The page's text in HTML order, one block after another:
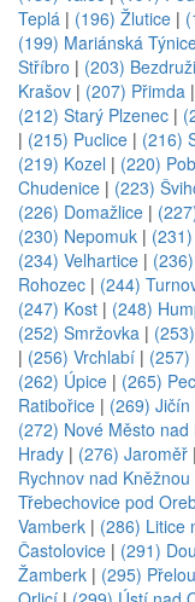
Teplá | (196) Žlutice |
(199) Mariánská
Stříbro | (203)
Krašov | (207) Přimda |
(212) Starý Plzenec |
| (215) Puclice | (216)
(219) Kozel | (220)
Chudenice | (223)
(226) Domažlice |
(230) Nepomuk |
(234) Velhartice |
Rohozec | (244)
(247) Kost | (248)
(252) Smržovka |
| (256) Vrchlabí |
(262) Úpice | (265)
Ratibořice | (269) Jičín
(272) Nové Město nad
Hrady | (276) Jaroměř |
Rychnov nad Kněžnou
Třebechovice pod
Vamberk | (286) Litice
Častolovice | (291)
Žamberk | (295)